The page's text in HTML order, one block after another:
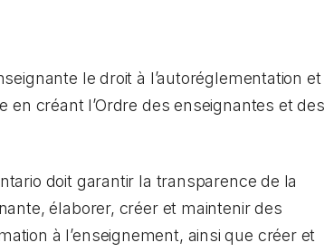
le droit à l’autoréglementation et
créant l’Ordre des enseignantes et des
doit garantir la transparence de la
élaborer, créer et maintenir des
à l’enseignement, ainsi que créer et